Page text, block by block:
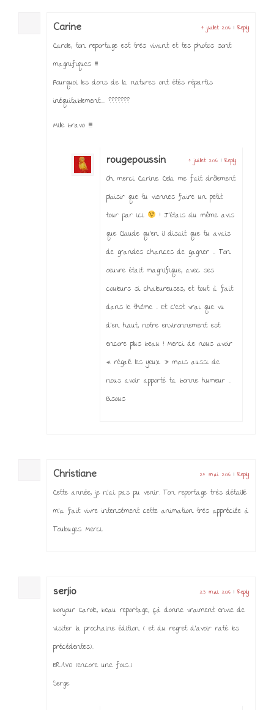
Carine 4 juillet 2016 | Reply
Carole, ton reportage est très vivant et tes photos sont
magnifiques !!!!!
Pourquoi les dons de la natures ont étés répartis
inéquitablement……. ???????
Mille bravo !!!!!!
rougepoussin 4 juillet 2016 | Reply
Oh merci Carine. Cela me fait drôlement
plaisir que tu viennes faire un petit
tour par ici
! J’étais du même avis
que Claude qu’en il disait que tu avais
de grandes chances de gagner …. Ton
oeuvre était magnifique, avec ses
couleurs si chaleureuses, et tout à fait
dans le thème … Et c’est vrai que vu
d’en haut, notre environnement est
encore plus beau ! Merci de nous avoir
« régalé les yeux » mais aussi de
nous avoir apporté ta bonne humeur …
Bisous
Christiane 27 mai 2016 | Reply
Cette année, je n’ai pas pu venir. Ton reportage très détaillé
m’a fait vivre intensément cette animation très appréciée à
Toulouges. Merci.
serjio 23 mai 2016 | Reply
bonjour Carole, beau reportage, çà donne vraiment envie de
visiter la prochaine édition ( et du regret d’avoir raté les
précédentes)…
BRAVO (encore une fois…)
Serge